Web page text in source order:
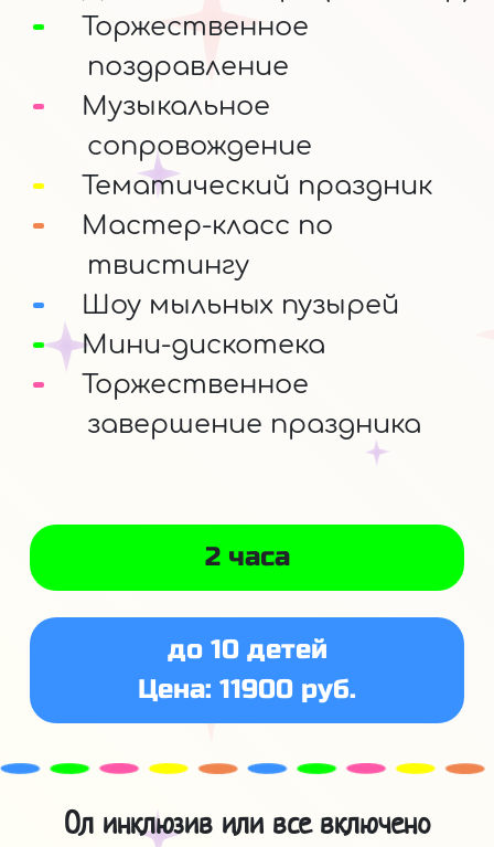
Торжественное
поздравление
Музыкальное
сопровождение
Тематический праздник
Мастер-класс по
твистингу
Шоу мыльных пузырей
Мини-дискотека
Торжественное
завершение праздника
2 часа
до 10 детей
Цена: 11900 руб.
Ол инклюзив или все включено